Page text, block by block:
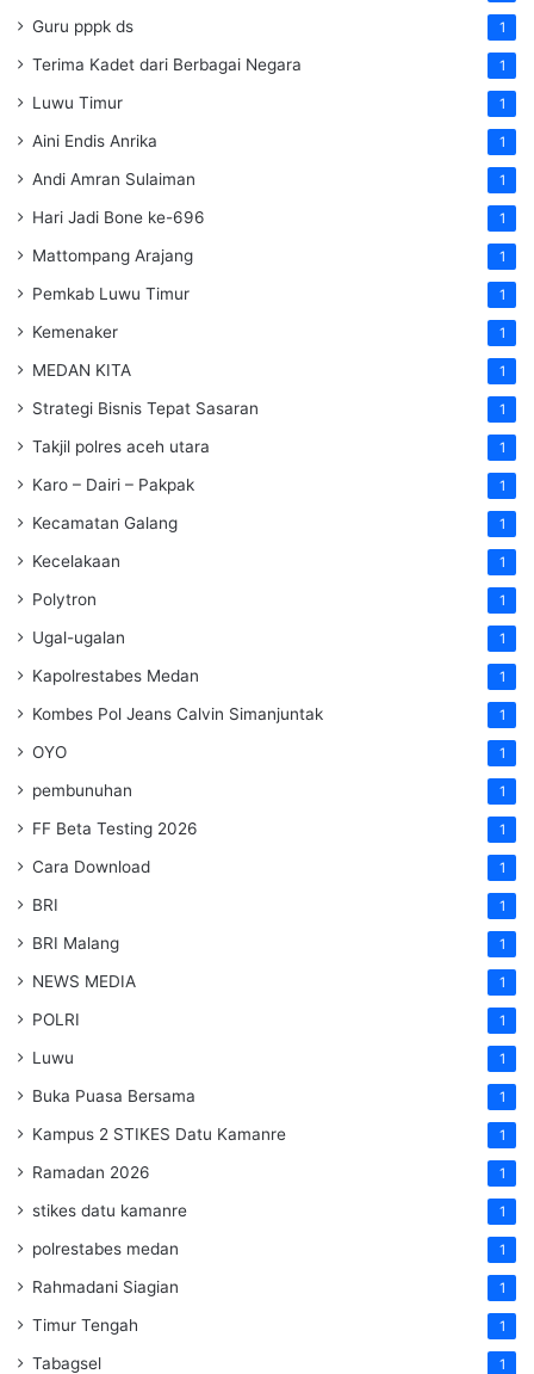
Guru pppk ds 1
Terima Kadet dari Berbagai Negara 1
Luwu Timur 1
Aini Endis Anrika 1
Andi Amran Sulaiman 1
Hari Jadi Bone ke-696 1
Mattompang Arajang 1
Pemkab Luwu Timur 1
Kemenaker 1
MEDAN KITA 1
Strategi Bisnis Tepat Sasaran 1
Takjil polres aceh utara 1
Karo – Dairi – Pakpak 1
Kecamatan Galang 1
Kecelakaan 1
Polytron 1
Ugal-ugalan 1
Kapolrestabes Medan 1
Kombes Pol Jeans Calvin Simanjuntak 1
OYO 1
pembunuhan 1
FF Beta Testing 2026 1
Cara Download 1
BRI 1
BRI Malang 1
NEWS MEDIA 1
POLRI 1
Luwu 1
Buka Puasa Bersama 1
Kampus 2 STIKES Datu Kamanre 1
Ramadan 2026 1
stikes datu kamanre 1
polrestabes medan 1
Rahmadani Siagian 1
Timur Tengah 1
Tabagsel 1